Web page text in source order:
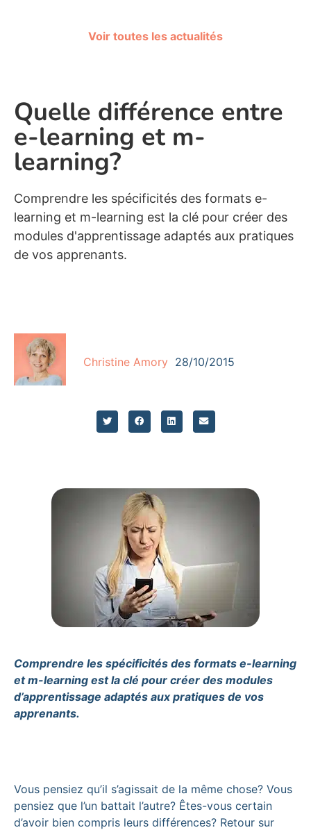
Voir toutes les actualités
Quelle différence entre
e-learning et m-
learning?
Comprendre les spécificités des formats e-
learning et m-learning est la clé pour créer des
modules d'apprentissage adaptés aux pratiques
de vos apprenants.
Christine Amory 28/10/2015
Comprendre les spécificités des formats e-learning
et m-learning est la clé pour créer des modules
d’apprentissage adaptés aux pratiques de vos
apprenants.
Vous pensiez qu’il s’agissait de la même chose? Vous
pensiez que l’un battait l’autre? Êtes-vous certain
d’avoir bien compris leurs différences? Retour sur